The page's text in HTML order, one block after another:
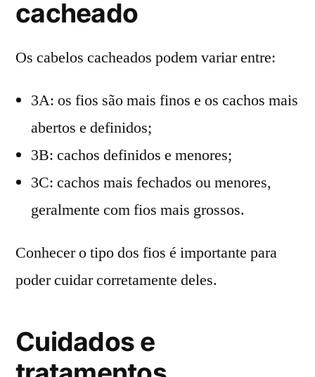
cacheado
Os cabelos cacheados podem variar entre:
3A: os fios são mais finos e os cachos mais
abertos e definidos;
3B: cachos definidos e menores;
3C: cachos mais fechados ou menores,
geralmente com fios mais grossos.
Conhecer o tipo dos fios é importante para
poder cuidar corretamente deles.
Cuidados e